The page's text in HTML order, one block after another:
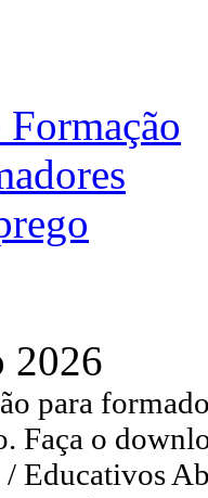
2026
para
Faça o
Educativos